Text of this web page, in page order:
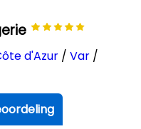
d'Azur / Var /